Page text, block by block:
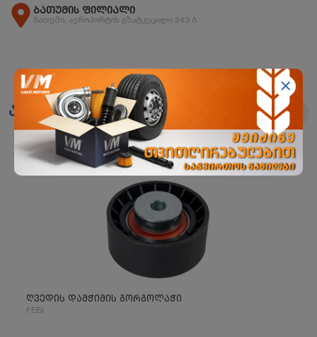
ბათუმის ფილიალი
ბათუმი, აეროპორტის გზატკეცილი 243 ბ
ანალოგები
ღვედის დამჭიმის გორგოლაჭი
FEBI